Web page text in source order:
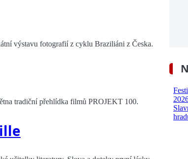
výstavu fotografií z cyklu Braziliáni z Česka.
tradiční přehlídka filmů PROJEKT 100.